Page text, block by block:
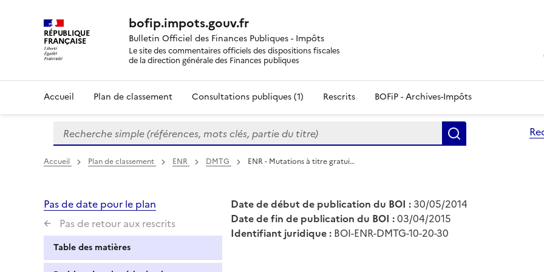
RÉPUBLIQUE
FRANÇAISE
bofip.impots.gouv.fr
Bulletin Officiel des Finances Publiques - Impôts
Le site des commentaires officiels des dispositions fiscales
de la direction générale des Finances publiques
Accueil Plan de classement Consultations publiques (1) Rescrits BOFiP - Archives-Impôts
Formulaire
de
recherche
Recherche simple (références, mots clés, partie du titre)
Accueil Plan de classement ENR DMTG ENR - Mutations à titre gratui…
Pas de date pour le plan
Pas de retour aux rescrits
Table des matières
Date de début de publication du BOI : 30/05/2014
Date de fin de publication du BOI :03/04/2015
Identifiant juridique : BOI-ENR-DMTG-10-20-30